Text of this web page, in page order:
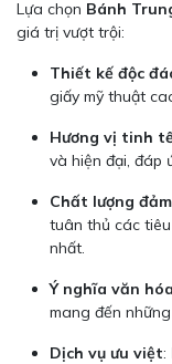
Lựa chọn Bánh
giá trị vượt trội:
Thiết kế độc
giấy mỹ thuật
Hương vị tinh
và hiện đại, đáp
Chất lượng
tuân thủ các
nhất.
Ý nghĩa văn
mang đến
Dịch vụ ưu việt: